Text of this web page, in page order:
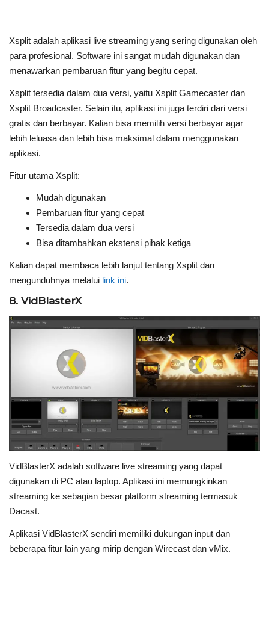
Xsplit adalah aplikasi live streaming yang sering digunakan oleh
para profesional. Software ini sangat mudah digunakan dan
menawarkan pembaruan fitur yang begitu cepat.
Xsplit tersedia dalam dua versi, yaitu Xsplit Gamecaster dan
Xsplit Broadcaster. Selain itu, aplikasi ini juga terdiri dari versi
gratis dan berbayar. Kalian bisa memilih versi berbayar agar
lebih leluasa dan lebih bisa maksimal dalam menggunakan
aplikasi.
Fitur utama Xsplit:
Mudah digunakan
Pembaruan fitur yang cepat
Tersedia dalam dua versi
Bisa ditambahkan ekstensi pihak ketiga
Kalian dapat membaca lebih lanjut tentang Xsplit dan
mengunduhnya melalui link ini.
8. VidBlasterX
VidBlasterX adalah software live streaming yang dapat
digunakan di PC atau laptop. Aplikasi ini memungkinkan
streaming ke sebagian besar platform streaming termasuk
Dacast.
Aplikasi VidBlasterX sendiri memiliki dukungan input dan
beberapa fitur lain yang mirip dengan Wirecast dan vMix.